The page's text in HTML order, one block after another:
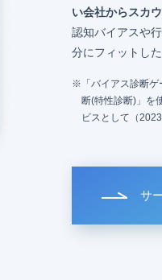
い会社からスカ
認知バイアスや
分にフィットし
「バイアス診断
断(特性診断)」を
ビスとして（
サ